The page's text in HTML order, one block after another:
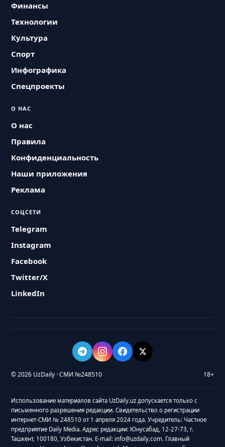
Финансы
Технологии
Культура
Спорт
Инфографика
Спецпроекты
О НАС
О нас
Правила
Конфиденциальность
Наши приложения
Реклама
СОЦСЕТИ
Telegram
Instagram
Facebook
Twitter/X
LinkedIn
© 2026 UzDaily · СМИ №248510 18+
Использование материалов сайта UzDaily.uz допускается только с
письменного разрешения редакции. Свидетельство о регистрации
интернет-СМИ № 248510 от 1 апреля 2024 года. Учредитель: Частное
предприятие Daily Media. Адрес редакции: Юнусабад, 12-27-73, г.
Ташкент, 100180, Узбекистан. E-mail: info@uzdaily.com. Главный